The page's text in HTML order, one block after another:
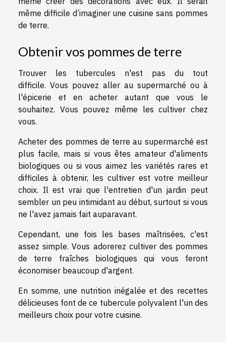
même difficile d’imaginer une cuisine sans pommes
de terre.
Obtenir vos pommes de terre
Trouver les tubercules n'est pas du tout
difficile. Vous pouvez aller au supermarché ou à
l'épicerie et en acheter autant que vous le
souhaitez. Vous pouvez même les cultiver chez
vous.
Acheter des pommes de terre au supermarché est
plus facile, mais si vous êtes amateur d'aliments
biologiques ou si vous aimez les variétés rares et
difficiles à obtenir, les cultiver est votre meilleur
choix. Il est vrai que l'entretien d'un jardin peut
sembler un peu intimidant au début, surtout si vous
ne l'avez jamais fait auparavant.
Cependant, une fois les bases maîtrisées, c'est
assez simple. Vous adorerez cultiver des pommes
de terre fraîches biologiques qui vous feront
économiser beaucoup d'argent.
En somme, une nutrition inégalée et des recettes
délicieuses font de ce tubercule polyvalent l'un des
meilleurs choix pour votre cuisine.